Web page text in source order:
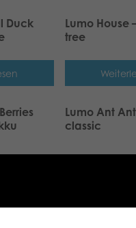
Duck
Lumo House
tree
Lumo Ant
classic
Lumo Llama